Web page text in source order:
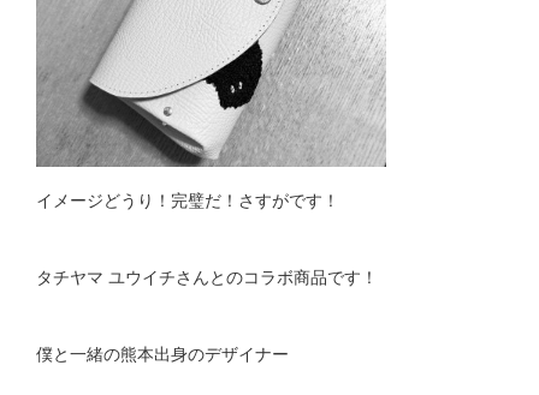
イメージどうり！完璧だ！さすがです！
タチヤマ ユウイチさんとのコラボ商品です！
僕と一緒の熊本出身のデザイナー